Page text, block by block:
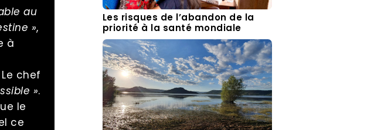
au
»,
à
chef
».
le
ce
Les risques de l’abandon de la
priorité à la santé mondiale